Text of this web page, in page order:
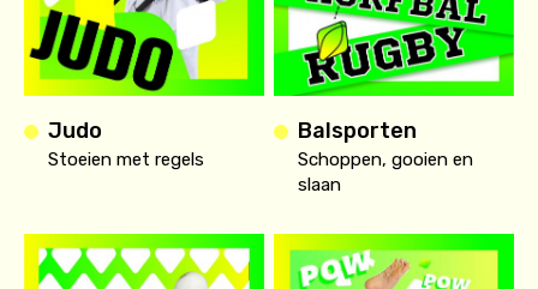
Judo
Stoeien met regels
Balsporten
Schoppen, gooien en
slaan